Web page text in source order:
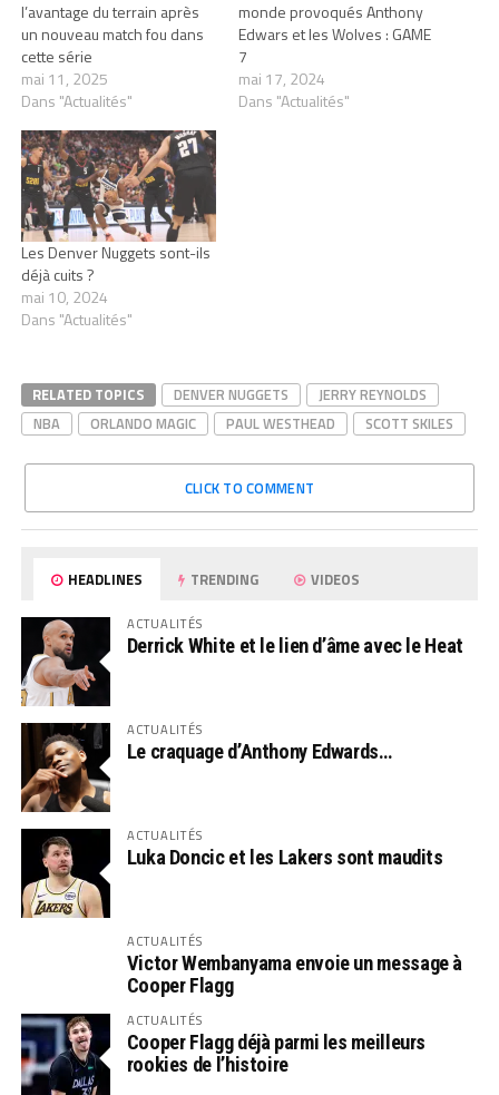
l’avantage du terrain après
un nouveau match fou dans
cette série
mai 11, 2025
Dans "Actualités"
monde provoqués Anthony
Edwars et les Wolves : GAME
7
mai 17, 2024
Dans "Actualités"
Les Denver Nuggets sont-ils
déjà cuits ?
mai 10, 2024
Dans "Actualités"
RELATED TOPICS DENVER NUGGETS
JERRY REYNOLDS
NBA
ORLANDO MAGIC PAUL WESTHEAD SCOTT SKILES
CLICK TO COMMENT
HEADLINES TRENDING VIDEOS
ACTUALITÉS
Derrick White et le lien d’âme avec le Heat
ACTUALITÉS
Le craquage d’Anthony Edwards…
ACTUALITÉS
Luka Doncic et les Lakers sont maudits
ACTUALITÉS
Victor Wembanyama envoie un message à
Cooper Flagg
ACTUALITÉS
Cooper Flagg déjà parmi les meilleurs
rookies de l’histoire